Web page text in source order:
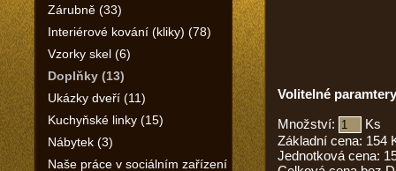
Zárubně (33)
Interiérové kování (kliky) (78)
Vzorky skel (6)
Doplňky (13)
Ukázky dveří (11)
Kuchyňské linky (15)
Nábytek (3)
Naše práce v sociálním zařízení
Volitelné
Množství:
Ks
Základní cena: 154
Jednotková cena: